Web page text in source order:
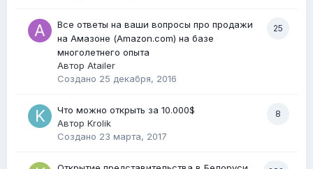
25
Все ответы на ваши вопросы про продажи
на Амазоне (Amazon.com) на базе
многолетнего опыта
Автор Atailer
Создано 25 декабря, 2016
8
Что можно открыть за 10.000$
Автор Krolik
Создано 23 марта, 2017